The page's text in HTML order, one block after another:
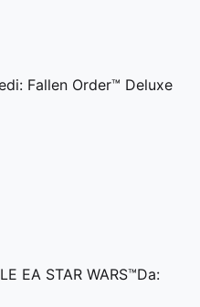
Fallen Order™ Deluxe
EA STAR WARS™Da: